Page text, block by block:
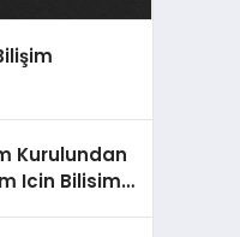
Kurulundan
Icin Bilisim